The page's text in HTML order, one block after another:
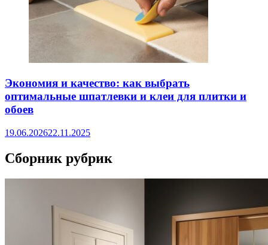
Экономия и качество: как выбрать
оптимальные шпатлевки и клеи для плитки и
обоев
19.06.202622.11.2025
Сборник рубрик